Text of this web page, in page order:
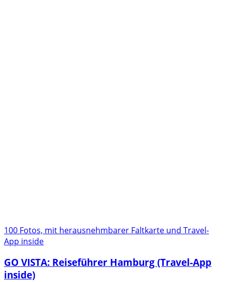
100 Fotos, mit herausnehmbarer Faltkarte und Travel-
App inside
GO VISTA: Reiseführer Hamburg (Travel-App
inside)